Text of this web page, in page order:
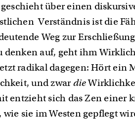
über einen
Verständnis ist die
Weg zur
auf, geht ihm
radikal dagegen: Hört ein
und zwar die
entzieht sich das Zen einer
sie im Westen gepflegt